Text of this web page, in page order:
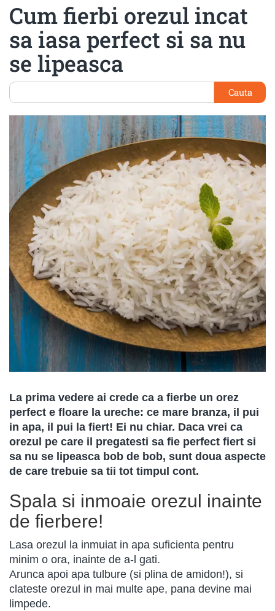
Cum fierbi orezul incat
sa iasa perfect si sa nu
se lipeasca
Cauta
La prima vedere ai crede ca a fierbe un orez
perfect e floare la ureche: ce mare branza, il pui
in apa, il pui la fiert! Ei nu chiar. Daca vrei ca
orezul pe care il pregatesti sa fie perfect fiert si
sa nu se lipeasca bob de bob, sunt doua aspecte
de care trebuie sa tii tot timpul cont.
Spala si inmoaie orezul inainte
de fierbere!
Lasa orezul la inmuiat in apa suficienta pentru
minim o ora, inainte de a-l gati.
Arunca apoi apa tulbure (si plina de amidon!), si
clateste orezul in mai multe ape, pana devine mai
limpede.